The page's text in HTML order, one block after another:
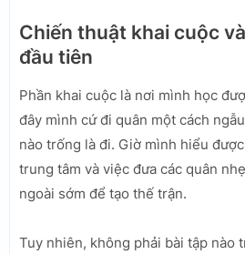
Chiến thuật khai cuộc
đầu tiên
Phần khai cuộc là nơi mình học
đây mình cứ đi quân một cách
nào trống là đi. Giờ mình hiểu
trung tâm và việc đưa các quân
ngoài sớm để tạo thế trận.
Tuy nhiên, không phải bài tập nào